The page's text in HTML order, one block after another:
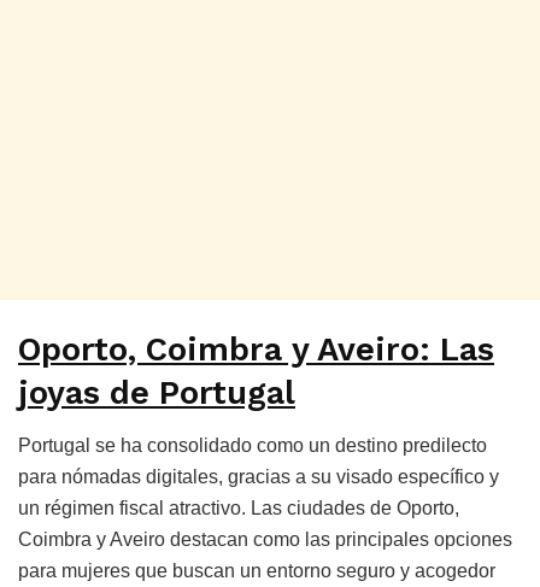
Oporto, Coimbra y Aveiro: Las
joyas de Portugal
Portugal se ha consolidado como un destino predilecto
para nómadas digitales, gracias a su visado específico y
un régimen fiscal atractivo. Las ciudades de Oporto,
Coimbra y Aveiro destacan como las principales opciones
para mujeres que buscan un entorno seguro y acogedor